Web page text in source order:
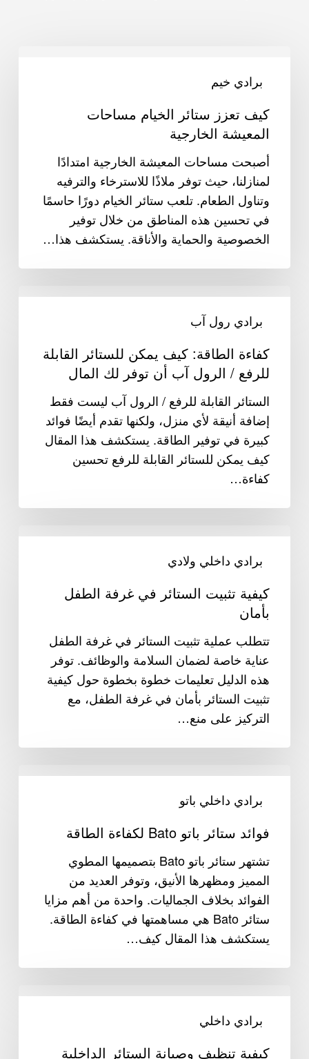
الخيام
مساحات
المعيشة
الخارجية
برادي خيم
كيف تعزز ستائر الخيام مساحات
المعيشة الخارجية
أصبحت مساحات المعيشة الخارجية امتدادًا
لمنازلنا، حيث توفر ملاذًا للاسترخاء والترفيه
وتناول الطعام. تلعب ستائر الخيام دورًا حاسمًا
في تحسين هذه المناطق من خلال توفير
الخصوصية والحماية والأناقة. يستكشف هذا…
كفاءة
يمكن
للستائر
للرفع
الرول
توفر
برادي رول آب
كفاءة الطاقة: كيف يمكن للستائر القابلة
للرفع / الرول آب أن توفر لك المال
الستائر القابلة للرفع / الرول آب ليست فقط
إضافة أنيقة لأي منزل، ولكنها تقدم أيضًا فوائد
كبيرة في توفير الطاقة. يستكشف هذا المقال
كيف يمكن للستائر القابلة للرفع تحسين
كفاءة…
كيفية
الستائر
غرفة
بأمان
برادي داخلي ولادي
كيفية تثبيت الستائر في غرفة الطفل
بأمان
تتطلب عملية تثبيت الستائر في غرفة الطفل
عناية خاصة لضمان السلامة والوظائف. توفر
هذه الدليل تعليمات خطوة بخطوة حول كيفية
تثبيت الستائر بأمان في غرفة الطفل، مع
التركيز على منع…
فوائد
Bato
الطاقة
برادي داخلي باتو
فوائد ستائر باتو Bato لكفاءة الطاقة
تشتهر ستائر باتو Bato بتصميمها المطوي
المميز ومظهرها الأنيق، وتوفر العديد من
الفوائد بخلاف الجماليات. واحدة من أهم مزايا
ستائر Bato هي مساهمتها في كفاءة الطاقة.
يستكشف هذا المقال كيف…
كيفية
وصيانة
الستائر
برادي داخلي
كيفية تنظيف وصيانة الستائر الداخلية